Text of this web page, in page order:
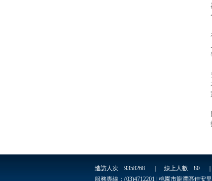
造訪人次 9358268 ｜ 線上人數 80 ｜
服務專線：(03)4712201 | 桃園市龍潭區佳安